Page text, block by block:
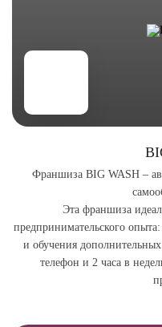
Франшиза BIG WASH –
Эта франшиза
предпринимательского
и обучения
телефон и 2 часа в